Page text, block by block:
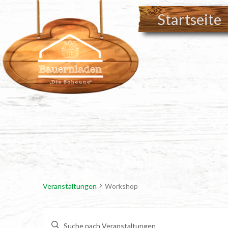
Startseite
Veranstaltungen Workshop
Geben